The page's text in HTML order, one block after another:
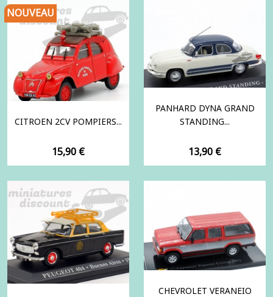
CITROEN 2CV POMPIERS...
Prix
15,90 €
NOUVEAU
PANHARD DYNA GRAND
STANDING...
Prix
13,90 €
CHEVROLET VERANEIO